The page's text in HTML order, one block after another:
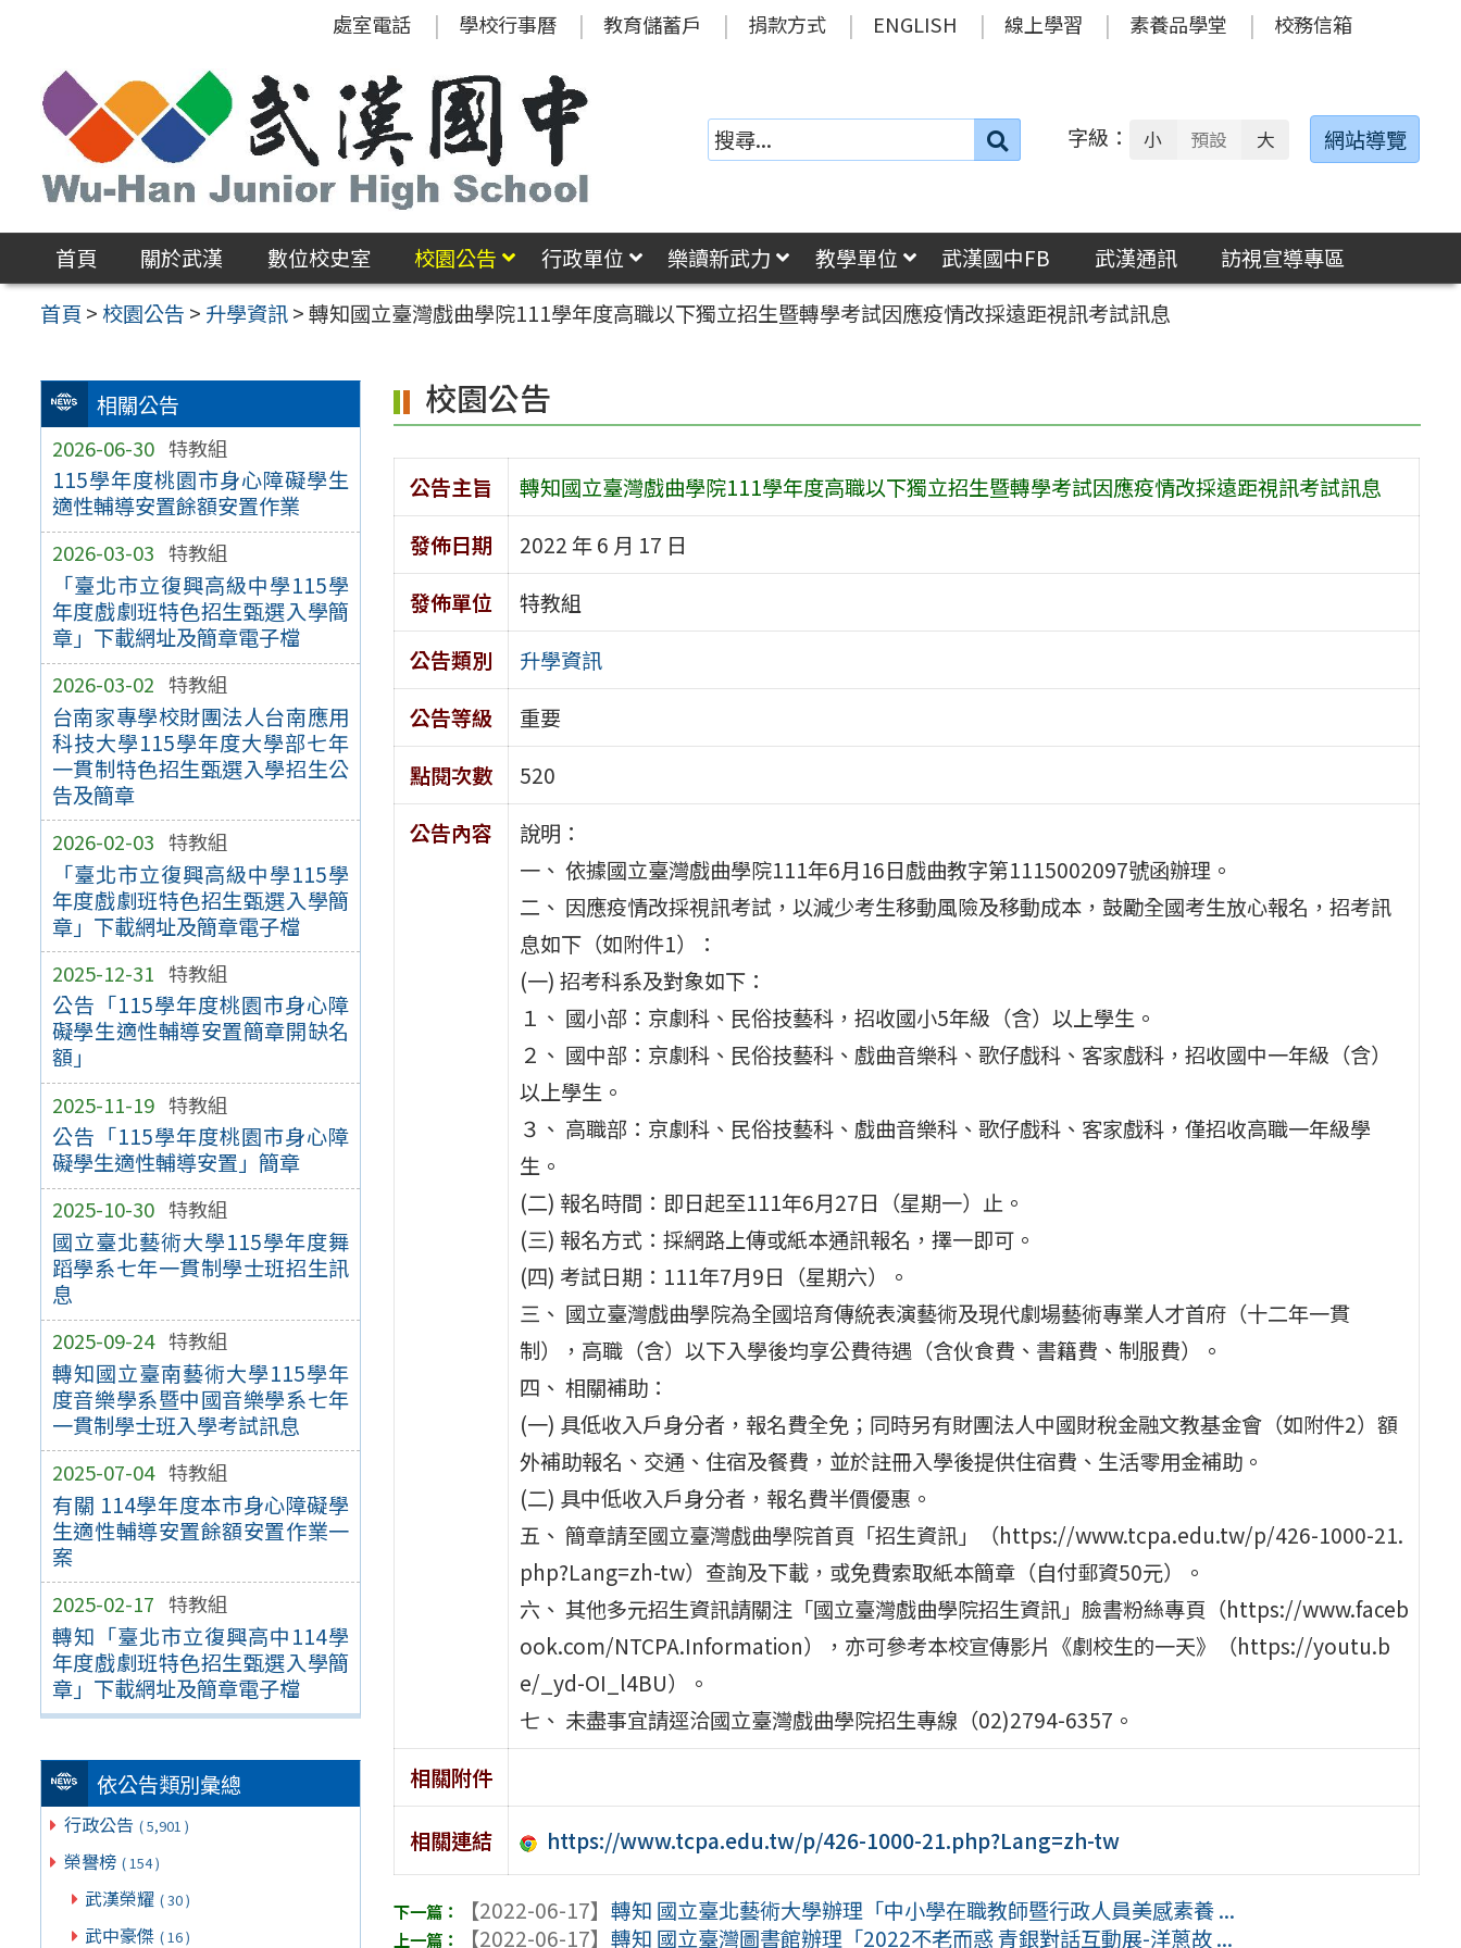
區
處室電話 學校行事曆 教育儲蓄戶 捐款方式 ENGLISH 線上學習 素養品學堂 校務信箱
搜
字級： 小 預設 大 網站導覽
首頁 關於武漢 數位校史室 校園公告 行政單位 樂讀新武力 教學單位 武漢國中FB 武漢通訊
訪視宣導專區
首頁 >校園公告 > 升學資訊>轉知國立臺灣戲曲學院111學年度高職以下獨立招生暨轉學考試因應疫情改採遠距視訊考試訊息
相關公告
2026-06-30 特教組
115學年度桃園市身心障礙學生
適性輔導安置餘額安置作業
2026-03-03 特教組
「臺北市立復興高級中學115學
年度戲劇班特色招生甄選入學簡
章」下載網址及簡章電子檔
2026-03-02 特教組
台南家專學校財團法人台南應用
科技大學115學年度大學部七年
一貫制特色招生甄選入學招生公
告及簡章
2026-02-03 特教組
「臺北市立復興高級中學115學
年度戲劇班特色招生甄選入學簡
章」下載網址及簡章電子檔
2025-12-31 特教組
公告「115學年度桃園市身心障
礙學生適性輔導安置簡章開缺名
額」
2025-11-19 特教組
公告「115學年度桃園市身心障
礙學生適性輔導安置」簡章
2025-10-30 特教組
國立臺北藝術大學115學年度舞
蹈學系七年一貫制學士班招生訊
息
2025-09-24 特教組
轉知國立臺南藝術大學115學年
度音樂學系暨中國音樂學系七年
一貫制學士班入學考試訊息
2025-07-04 特教組
有關 114學年度本市身心障礙學
生適性輔導安置餘額安置作業一
案
2025-02-17 特教組
轉知「臺北市立復興高中114學
年度戲劇班特色招生甄選入學簡
章」下載網址及簡章電子檔
依公告類別彙總
行政公告 ( 5,901 )
榮譽榜 ( 154 )
武漢榮耀 ( 30 )
武中豪傑 ( 16 )
校園公告
公告主旨
轉知國立臺灣戲曲學院111學年度高職以下獨立招生暨轉學考試因應疫情改採遠距視訊考試訊息
發佈日期
2022 年 6 月 17 日
發佈單位
特教組
公告類別
升學資訊
公告等級
重要
點閱次數
520
公告內容
說明：
一、 依據國立臺灣戲曲學院111年6月16日戲曲教字第1115002097號函辦理。
二、 因應疫情改採視訊考試，以減少考生移動風險及移動成本，鼓勵全國考生放心報名，招考訊
息如下（如附件1）：
(一) 招考科系及對象如下：
１、 國小部：京劇科、民俗技藝科，招收國小5年級（含）以上學生。
２、 國中部：京劇科、民俗技藝科、戲曲音樂科、歌仔戲科、客家戲科，招收國中一年級（含）
以上學生。
３、 高職部：京劇科、民俗技藝科、戲曲音樂科、歌仔戲科、客家戲科，僅招收高職一年級學
生。
(二) 報名時間：即日起至111年6月27日（星期一）止。
(三) 報名方式：採網路上傳或紙本通訊報名，擇一即可。
(四) 考試日期：111年7月9日（星期六）。
三、 國立臺灣戲曲學院為全國培育傳統表演藝術及現代劇場藝術專業人才首府（十二年一貫
制），高職（含）以下入學後均享公費待遇（含伙食費、書籍費、制服費）。
四、 相關補助：
(一) 具低收入戶身分者，報名費全免；同時另有財團法人中國財稅金融文教基金會（如附件2）額
外補助報名、交通、住宿及餐費，並於註冊入學後提供住宿費、生活零用金補助。
(二) 具中低收入戶身分者，報名費半價優惠。
五、 簡章請至國立臺灣戲曲學院首頁「招生資訊」（https://www.tcpa.edu.tw/p/426-1000-21.
php?Lang=zh-tw）查詢及下載，或免費索取紙本簡章（自付郵資50元）。
六、 其他多元招生資訊請關注「國立臺灣戲曲學院招生資訊」臉書粉絲專頁（https://www.faceb
ook.com/NTCPA.Information），亦可參考本校宣傳影片《劇校生的一天》（https://youtu.b
e/_yd-OI_l4BU）。
七、 未盡事宜請逕洽國立臺灣戲曲學院招生專線（02)2794-6357。
相關附件
相關連結 https://www.tcpa.edu.tw/p/426-1000-21.php?Lang=zh-tw
【2022-06-17】轉知 國立臺北藝術大學辦理「中小學在職教師暨行政人員美感素養 ...
【2022-06-17】轉知 國立臺灣圖書館辦理「2022不老而惑 青銀對話互動展-洋蔥故 ...